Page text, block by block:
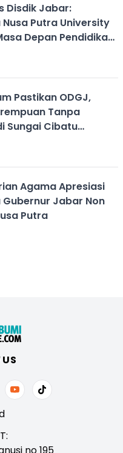
Disdik Jabar:
Nusa Putra University
Depan Pendidikan
Pastikan ODGJ,
Tanpa
Sungai Cibatu
Agama Apresiasi
Gubernur Jabar Non
Putra
no 195